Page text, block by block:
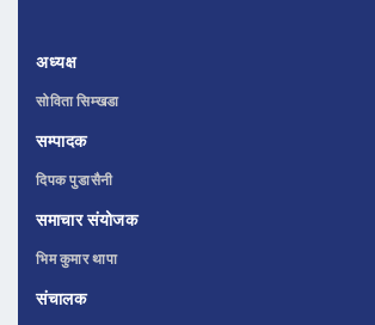
अध्यक्ष
सोविता सिम्खडा
सम्पादक
दिपक पुडासैनी
समाचार संयोजक
भिम कुमार थापा
संचालक